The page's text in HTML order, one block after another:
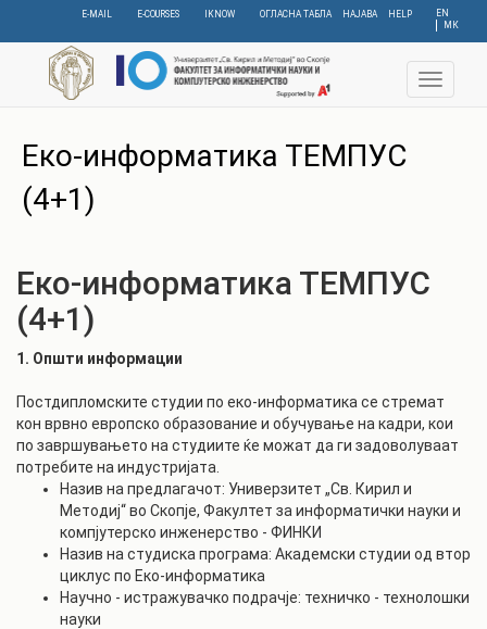
content
EN
МК
E-MAIL E-COURSES IKNOW ОГЛАСНА ТАБЛА НАЈАВА HELP
Toggle
Еко-информатика ТЕМПУС
(4+1)
Еко-информатика ТЕМПУС
(4+1)
1. Општи информации
Постдипломските студии по еко-информатика се стремат
кон врвно европско образование и обучување на кадри, кои
по завршувањето на студиите ќе можат да ги задоволуваат
потребите на индустријата.
Назив на предлагачот: Универзитет „Св. Кирил и
Методиј“ во Скопје, Факултет за информатички науки и
компјутерско инженерство - ФИНКИ
Назив на студиска програма: Академски студии од втор
циклус по Еко-информатика
Научно - истражувачко подрачје: техничко - технолошки
науки